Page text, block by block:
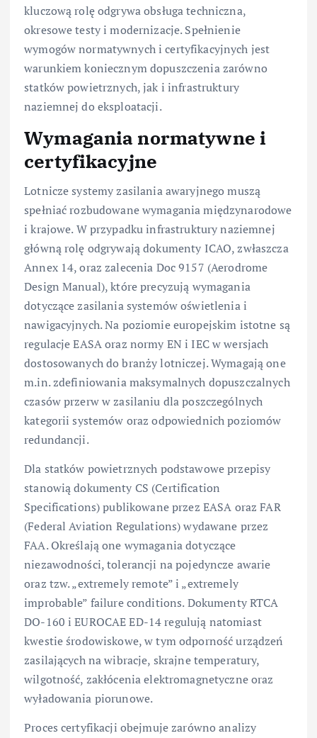
kluczową rolę odgrywa obsługa techniczna,
okresowe testy i modernizacje. Spełnienie
wymogów normatywnych i certyfikacyjnych jest
warunkiem koniecznym dopuszczenia zarówno
statków powietrznych, jak i infrastruktury
naziemnej do eksploatacji.
Wymagania normatywne i
certyfikacyjne
Lotnicze systemy zasilania awaryjnego muszą
spełniać rozbudowane wymagania międzynarodowe
i krajowe. W przypadku infrastruktury naziemnej
główną rolę odgrywają dokumenty ICAO, zwłaszcza
Annex 14, oraz zalecenia Doc 9157 (Aerodrome
Design Manual), które precyzują wymagania
dotyczące zasilania systemów oświetlenia i
nawigacyjnych. Na poziomie europejskim istotne są
regulacje EASA oraz normy EN i IEC w wersjach
dostosowanych do branży lotniczej. Wymagają one
m.in. zdefiniowania maksymalnych dopuszczalnych
czasów przerw w zasilaniu dla poszczególnych
kategorii systemów oraz odpowiednich poziomów
redundancji.
Dla statków powietrznych podstawowe przepisy
stanowią dokumenty CS (Certification
Specifications) publikowane przez EASA oraz FAR
(Federal Aviation Regulations) wydawane przez
FAA. Określają one wymagania dotyczące
niezawodności, tolerancji na pojedyncze awarie
oraz tzw. „extremely remote” i „extremely
improbable” failure conditions. Dokumenty RTCA
DO-160 i EUROCAE ED-14 regulują natomiast
kwestie środowiskowe, w tym odporność urządzeń
zasilających na wibracje, skrajne temperatury,
wilgotność, zakłócenia elektromagnetyczne oraz
wyładowania piorunowe.
Proces certyfikacji obejmuje zarówno analizy